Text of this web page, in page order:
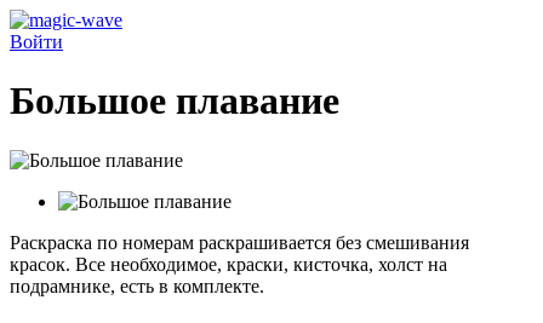
Войти
Большое плавание
Раскраска по номерам раскрашивается без смешивания
красок. Все необходимое, краски, кисточка, холст на
подрамнике, есть в комплекте.